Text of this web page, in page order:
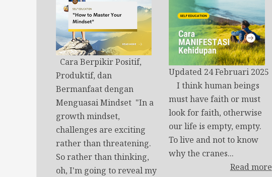
Cara Berpikir Positif,
Produktif, dan
Bermanfaat dengan
Menguasai Mindset "In a
growth mindset,
challenges are exciting
rather than threatening.
So rather than thinking,
oh, I'm going to reveal my
Updated 24 Februari 2025
I think human beings
must have faith or must
look for faith, otherwise
our life is empty, empty.
To live and not to know
why the cranes...
Read more